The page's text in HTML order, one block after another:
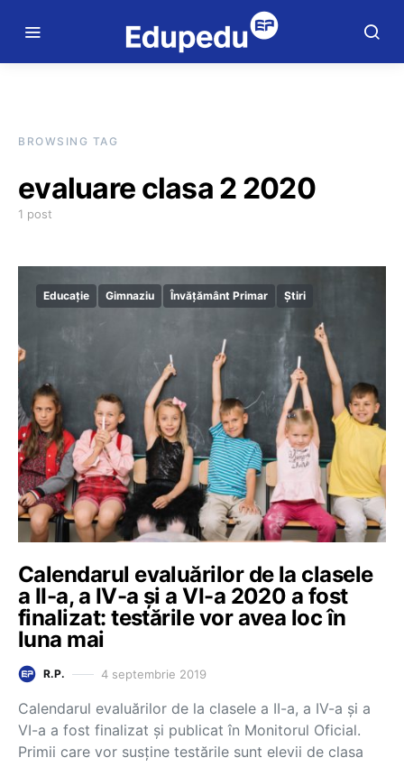
BROWSING TAG
evaluare clasa 2 2020
1 post
Educație Gimnaziu Învățământ Primar Știri
Calendarul evaluărilor de la clasele
a II-a, a IV-a și a VI-a 2020 a fost
finalizat: testările vor avea loc în
luna mai
R.P. 4 septembrie 2019
Calendarul evaluărilor de la clasele a II-a, a IV-a și a
VI-a a fost finalizat și publicat în Monitorul Oficial.
Primii care vor susține testările sunt elevii de clasa